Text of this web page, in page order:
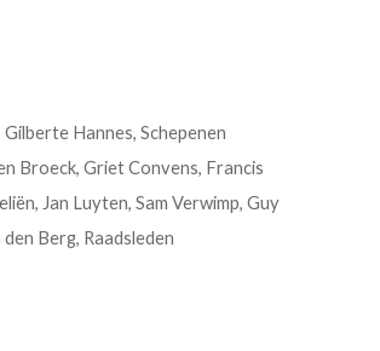
Hannes, Schepenen
Broeck, Griet Convens, Francis
Jan Luyten, Sam Verwimp, Guy
Berg, Raadsleden